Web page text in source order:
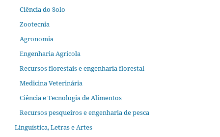
Ciência do Solo
Zootecnia
Agronomia
Engenharia Agrícola
Recursos florestais e engenharia florestal
Medicina Veterinária
Ciência e Tecnologia de Alimentos
Recursos pesqueiros e engenharia de pesca
Linguística, Letras e Artes